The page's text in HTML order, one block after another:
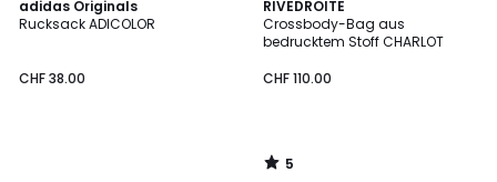
adidas Originals
Rucksack ADICOLOR
CHF 38.00
RIVEDROITE
Crossbody-Bag aus
bedrucktem Stoff CHARLOT
CHF 110.00
5
/
5
5
/